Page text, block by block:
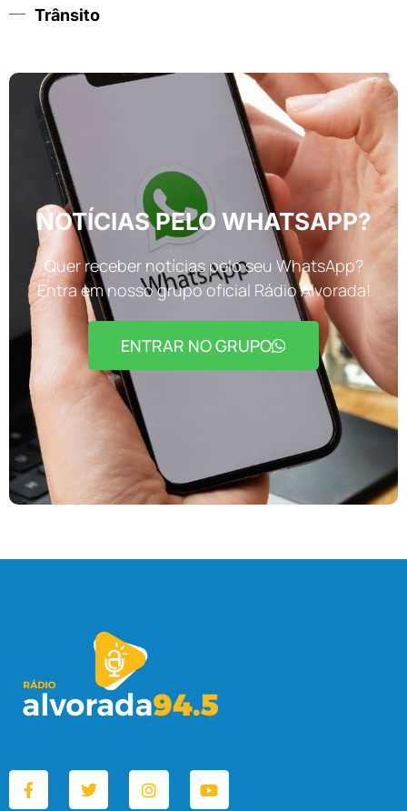
Trânsito
NOTÍCIAS PELO WHATSAPP?
Quer receber notícias pelo seu WhatsApp?
Entra em nosso grupo oficial Rádio Alvorada!
ENTRAR NO GRUPO